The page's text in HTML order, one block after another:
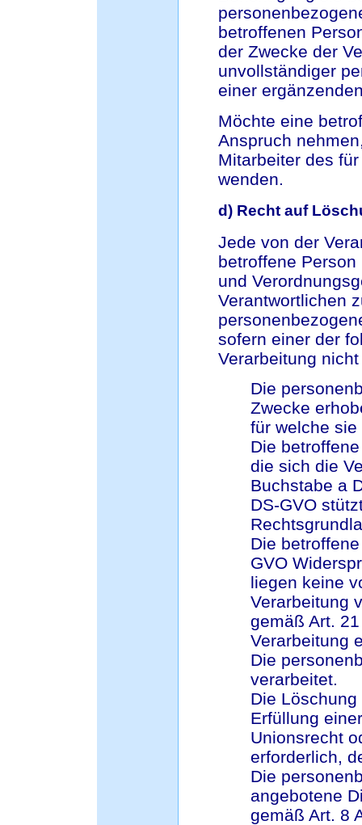
betroffenen
der Zwecke der
unvollständiger
einer
Möchte eine
Anspruch
Mitarbeiter des
wenden.
d) Recht auf
Jede von der
betroffene
und
Verantwortlichen
sofern einer der
Verarbeitung
Die
Zwecke
für welche
Die
die sich die
Buchstabe a
DS-GVO
Die
GVO
liegen keine
Verarbeitung
gemäß Art.
Verarbeitung
Die
verarbeitet.
Die
Erfüllung
Unionsrecht
erforderlich,
Die
angebotene
gemäß Art. 8